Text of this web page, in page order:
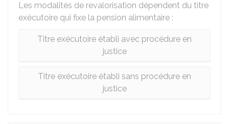
Les modalités de revalorisation dépendent du titre
exécutoire qui fixe la pension alimentaire :
Titre exécutoire établi avec procédure en
justice
Titre exécutoire établi sans procédure en
justice